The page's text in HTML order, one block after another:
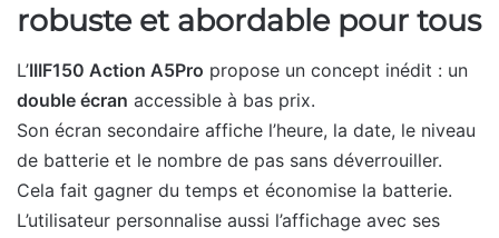
robuste et abordable pour tous
L’IIIF150 Action A5Pro propose un concept inédit : un
double écran accessible à bas prix.
Son écran secondaire affiche l’heure, la date, le niveau
de batterie et le nombre de pas sans déverrouiller.
Cela fait gagner du temps et économise la batterie.
L’utilisateur personnalise aussi l’affichage avec ses